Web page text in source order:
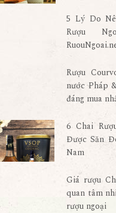
5 Lý Do
Rượu
Rượu
nước Pháp
đáng mua
6 Chai
Được Săn
Nam
Giá rượu
quan tâm
rượu ngoại